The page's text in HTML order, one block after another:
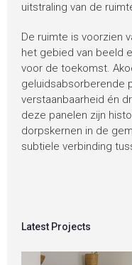
uitstraling van de
De ruimte is voorzien
het gebied van beeld
voor de toekomst.
geluidsabsorberende
verstaanbaarheid én
deze panelen zijn
dorpskernen in de
subtiele verbinding
Latest Projects